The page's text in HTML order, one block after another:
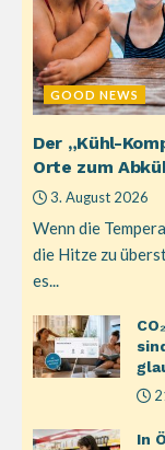
GOOD NEWS
Der „Kühl-
Orte zum
3. August 2026
Wenn die
die Hitze zu
es...
In